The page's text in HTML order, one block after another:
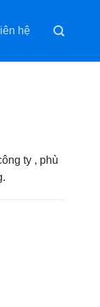
hệ
ty , phù